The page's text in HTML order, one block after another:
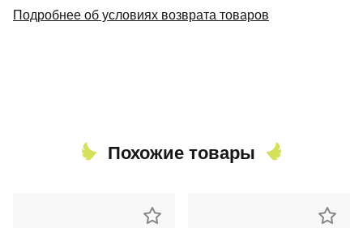
Подробнее об условиях возврата товаров
Похожие товары